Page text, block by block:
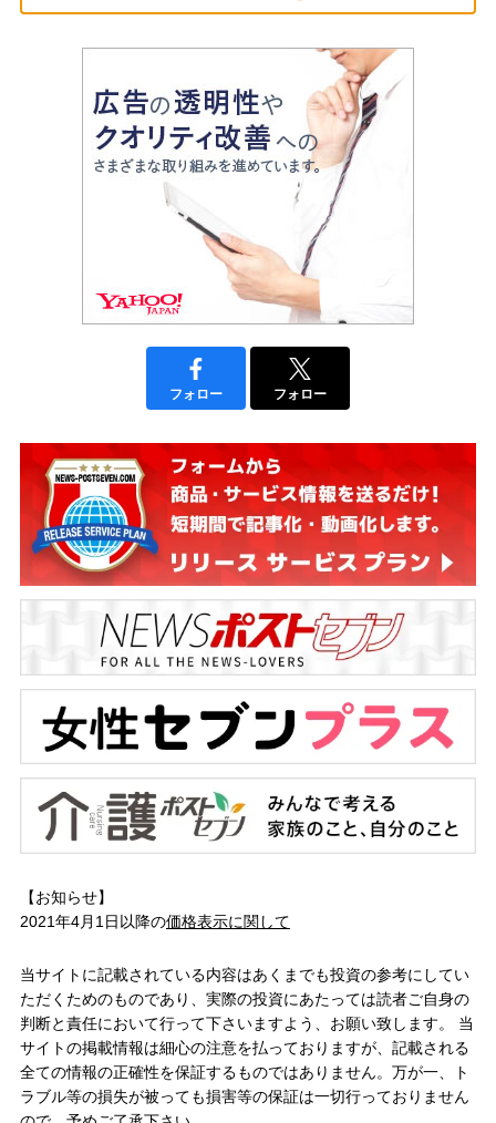
フォロー フォロー
【お知らせ】
2021年4月1日以降の価格表示に関して
当サイトに記載されている内容はあくまでも投資の参考にしてい
ただくためのものであり、実際の投資にあたっては読者ご自身の
判断と責任において行って下さいますよう、お願い致します。 当
サイトの掲載情報は細心の注意を払っておりますが、記載される
全ての情報の正確性を保証するものではありません。万が一、ト
ラブル等の損失が被っても損害等の保証は一切行っておりません